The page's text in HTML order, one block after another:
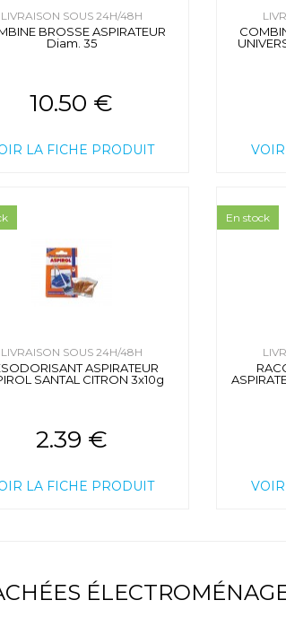
LIVRAISON SOUS 24H/48H
BROSSE ASPIRATEUR
Diam. 35
10.50 €
LA FICHE PRODUIT
LIVRAISON SOUS 24H/48H
ASPIRATEUR
SANTAL CITRON 3x10g
2.39 €
LA FICHE PRODUIT
En stock